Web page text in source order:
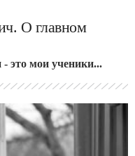
О главном
это мои ученики...